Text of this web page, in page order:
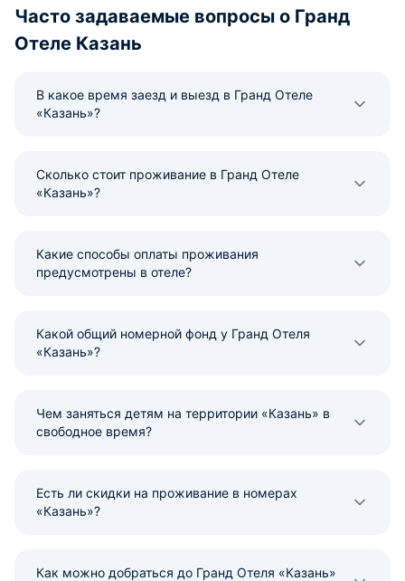
Часто задаваемые вопросы о Гранд
Отеле Казань
В какое время заезд и выезд в Гранд Отеле
«Казань»?
Сколько стоит проживание в Гранд Отеле
«Казань»?
Какие способы оплаты проживания
предусмотрены в отеле?
Какой общий номерной фонд у Гранд Отеля
«Казань»?
Чем заняться детям на территории «Казань» в
свободное время?
Есть ли скидки на проживание в номерах
«Казань»?
Как можно добраться до Гранд Отеля «Казань»